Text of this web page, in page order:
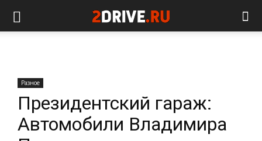
Разное
Президентский гараж:
Автомобили Владимира